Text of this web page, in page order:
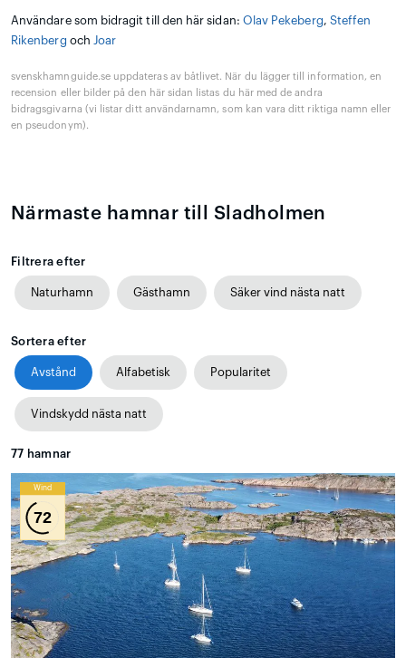
Användare som bidragit till den här sidan: Olav Pekeberg, Steffen
Rikenberg och Joar
svenskhamnguide.se uppdateras av båtlivet. När du lägger till information, en
recension eller bilder på den här sidan listas du här med de andra
bidragsgivarna (vi listar ditt användarnamn, som kan vara ditt riktiga namn eller
en pseudonym).
Närmaste hamnar till Sladholmen
Filtrera efter
Naturhamn Gästhamn Säker vind nästa natt
Sortera efter
Avstånd Alfabetisk Popularitet
Vindskydd nästa natt
77 hamnar
Wind
72